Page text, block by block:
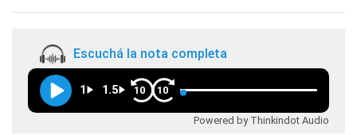
Escuchá la nota completa
1 1.5 10 10
Powered by Thinkindot Audio